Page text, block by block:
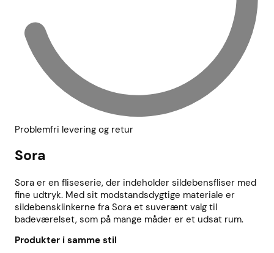
Problemfri levering og retur
Sora
Sora er en fliseserie, der indeholder sildebensfliser med
fine udtryk. Med sit modstandsdygtige materiale er
sildebensklinkerne fra Sora et suverænt valg til
badeværelset, som på mange måder er et udsat rum.
Produkter i samme stil